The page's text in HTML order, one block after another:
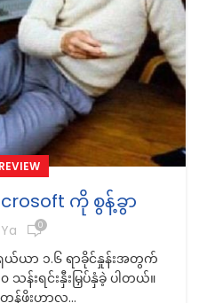
REVIEW
ကို စွန့်ခွာ
0
ရှယ်ယာ ၁.၆ ရာခိုင်နှုန်းအတွက်
သန်းရင်းနှီးမြှပ်နှံခဲ့ ပါတယ်။
န်ဖိုးဟာလ...